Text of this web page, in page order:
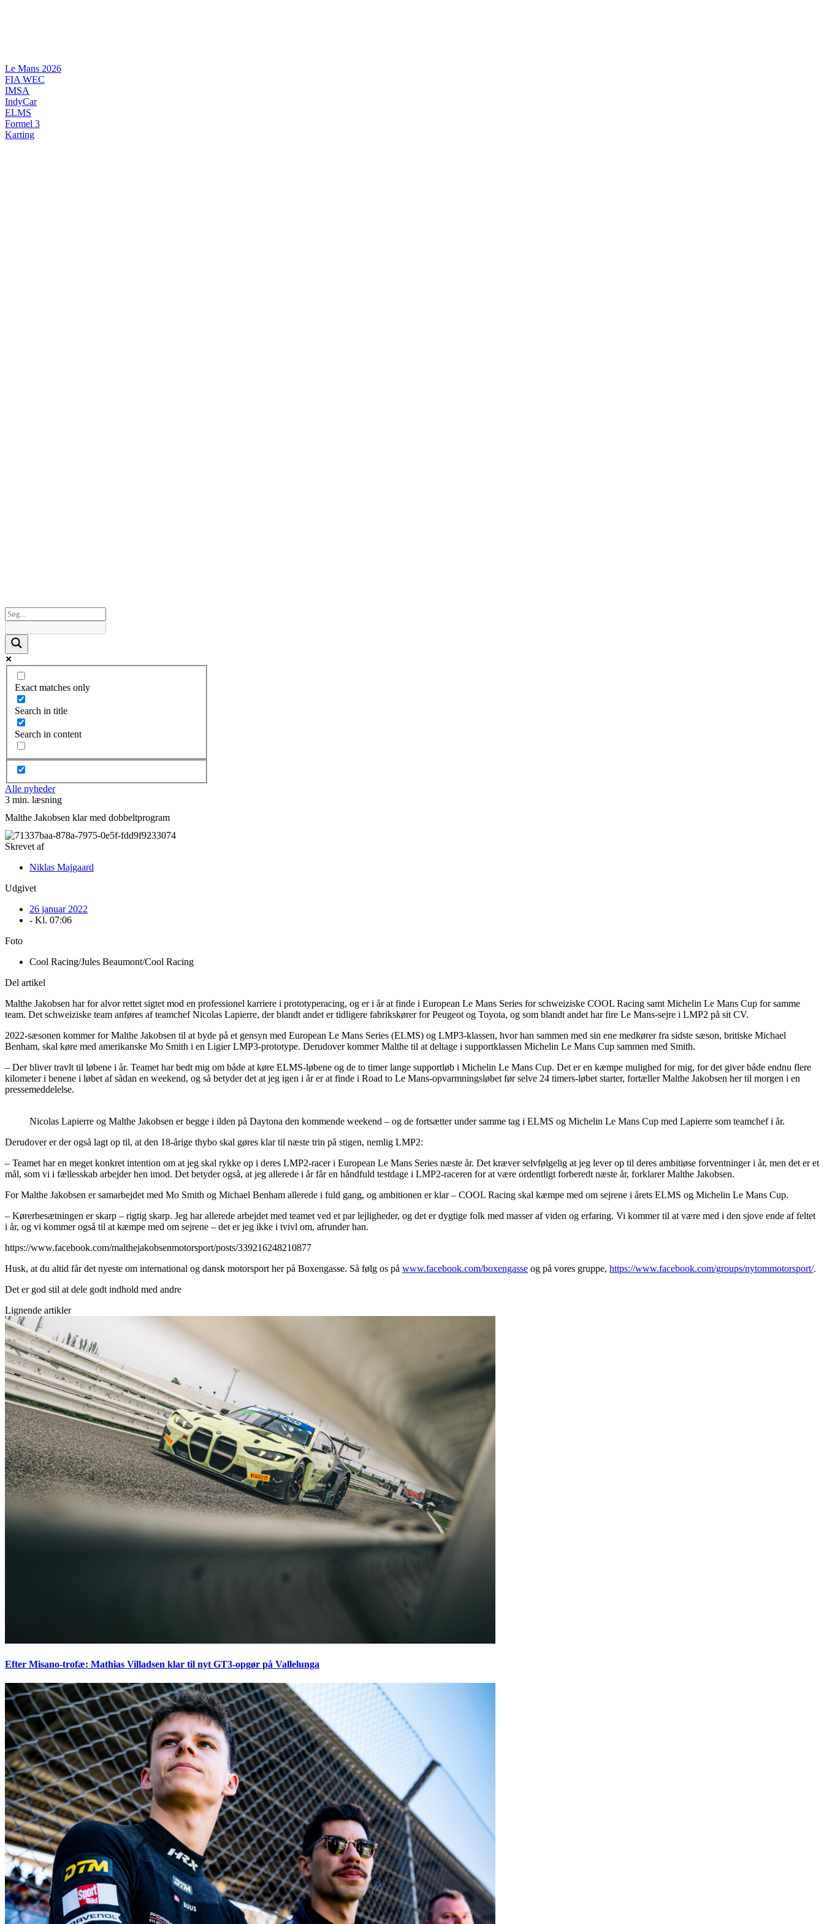
Le Mans 2026
FIA WEC
IMSA
IndyCar
ELMS
Formel 3
Karting
Exact matches only
Search in title
Search in content
Alle nyheder
3 min. læsning
Malthe Jakobsen klar med dobbeltprogram
Skrevet af
Niklas Majgaard
Udgivet
26 januar 2022
- Kl. 07:06
Foto
Cool Racing/Jules Beaumont/Cool Racing
Del artikel
Malthe Jakobsen har for alvor rettet sigtet mod en professionel karriere i prototyperacing, og er i år at finde i European Le Mans Series for schweiziske COOL Racing samt Michelin Le Mans Cup for samme
team. Det schweiziske team anføres af teamchef Nicolas Lapierre, der blandt andet er tidligere fabrikskører for Peugeot og Toyota, og som blandt andet har fire Le Mans-sejre i LMP2 på sit CV.
2022-sæsonen kommer for Malthe Jakobsen til at byde på et gensyn med European Le Mans Series (ELMS) og LMP3-klassen, hvor han sammen med sin ene medkører fra sidste sæson, britiske Michael
Benham, skal køre med amerikanske Mo Smith i en Ligier LMP3-prototype. Derudover kommer Malthe til at deltage i supportklassen Michelin Le Mans Cup sammen med Smith.
– Der bliver travlt til løbene i år. Teamet har bedt mig om både at køre ELMS-løbene og de to timer lange supportløb i Michelin Le Mans Cup. Det er en kæmpe mulighed for mig, for det giver både endnu flere
kilometer i benene i løbet af sådan en weekend, og så betyder det at jeg igen i år er at finde i Road to Le Mans-opvarmningsløbet før selve 24 timers-løbet starter, fortæller Malthe Jakobsen her til morgen i en
pressemeddelelse.
Nicolas Lapierre og Malthe Jakobsen er begge i ilden på Daytona den kommende weekend – og de fortsætter under samme tag i ELMS og Michelin Le Mans Cup med Lapierre som teamchef i år.
Derudover er der også lagt op til, at den 18-årige thybo skal gøres klar til næste trin på stigen, nemlig LMP2:
– Teamet har en meget konkret intention om at jeg skal rykke op i deres LMP2-racer i European Le Mans Series næste år. Det kræver selvfølgelig at jeg lever op til deres ambitiøse forventninger i år, men det er et
mål, som vi i fællesskab arbejder hen imod. Det betyder også, at jeg allerede i år får en håndfuld testdage i LMP2-raceren for at være ordentligt forberedt næste år, forklarer Malthe Jakobsen.
For Malthe Jakobsen er samarbejdet med Mo Smith og Michael Benham allerede i fuld gang, og ambitionen er klar – COOL Racing skal kæmpe med om sejrene i årets ELMS og Michelin Le Mans Cup.
– Kørerbesætningen er skarp – rigtig skarp. Jeg har allerede arbejdet med teamet ved et par lejligheder, og det er dygtige folk med masser af viden og erfaring. Vi kommer til at være med i den sjove ende af feltet
i år, og vi kommer også til at kæmpe med om sejrene – det er jeg ikke i tvivl om, afrunder han.
https://www.facebook.com/malthejakobsenmotorsport/posts/339216248210877
Husk, at du altid får det nyeste om international og dansk motorsport her på Boxengasse. Så følg os på www.facebook.com/boxengasse og på vores gruppe, https://www.facebook.com/groups/nytommotorsport/.
Det er god stil at dele godt indhold med andre
Lignende artikler
Efter Misano-trofæ: Mathias Villadsen klar til nyt GT3-opgør på Vallelunga